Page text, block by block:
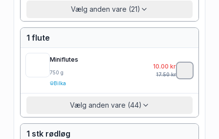
Vælg anden vare (21)
1 flute
Miniflutes
750 g
Bilka
10.00 kr
17.50kr
Vælg anden vare (44)
1 stk rødløg